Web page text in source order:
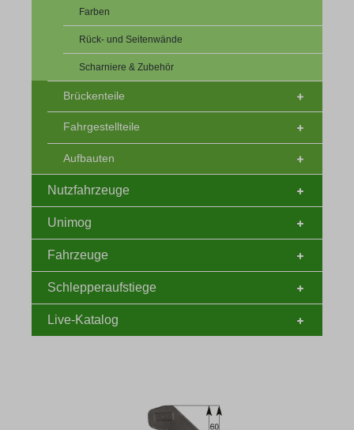
Farben
Rück- und Seitenwände
Scharniere & Zubehör
Brückenteile
Fahrgestellteile
Aufbauten
Nutzfahrzeuge
Unimog
Fahrzeuge
Schlepperaufstiege
Live-Katalog